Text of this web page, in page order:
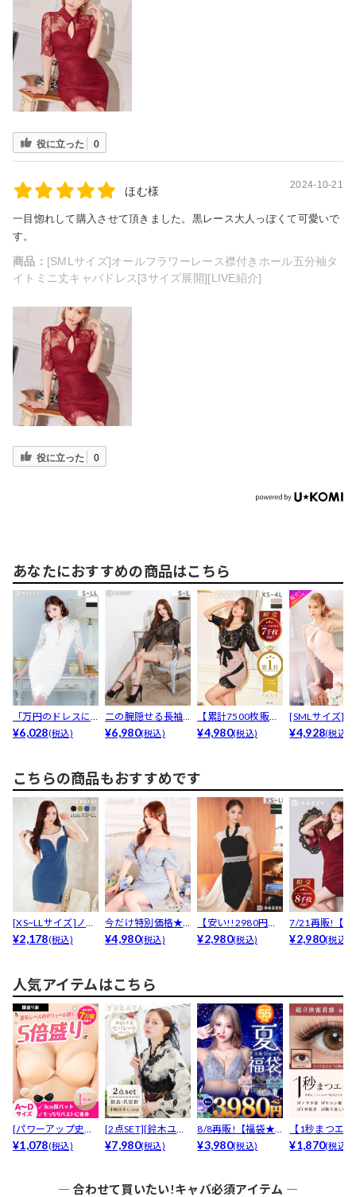
役に立った 0
ほむ様 2024-10-21
一目惚れして購入させて頂きました。黒レース大人っぽくて可愛いで
す。
商品： [SMLサイズ]オールフラワーレース襟付きホール五分袖タ
イトミニ丈キャバドレス[3サイズ展開][LIVE紹介]
役に立った 0
あなたにおすすめの商品はこちら
「万円のドレスに
も劣らない高見え
¥6,028(税込)
二の腕隠せる長袖
フラワーレース×ベ
¥6,980(税込)
【累計7500枚販
売】パール×ビジュ
¥4,980(税込)
[SMLサイズ]
ーストリング
¥4,928(税込)
こちらの商品もおすすめです
[XS~LLサイズ]ノー
スリーブスリッ...
¥2,178(税込)
今だけ特別価格★
フロントジップツ
¥4,980(税込)
【安い!!2980円】
襟付きドッキング...
¥2,980(税込)
7/21再販!【累
売7000枚以上
¥2,980(税込)
人気アイテムはこちら
[パワーアップ史上
最強5倍盛りアップ
¥1,078(税込)
[2点SET][鈴木ユリ
ア(baby)...
¥7,980(税込)
8/8再販!【福袋★
ブラセット3点
¥3,980(税込)
【1秒まつエ
リュームタイ
¥1,870(税込)
― 合わせて買いたい!キャバ必須アイテム ―